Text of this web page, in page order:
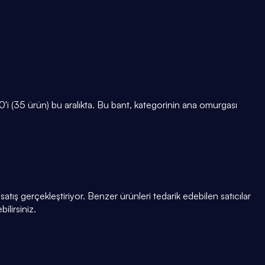
ürün) bu aralıkta. Bu bant, kategorinin ana omurgası
gerçekleştiriyor. Benzer ürünleri tedarik edebilen satıcılar